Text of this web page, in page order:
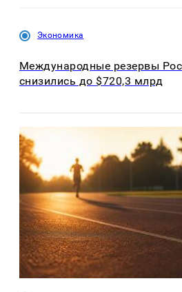
Экономика
Международные резервы
снизились до $720,3 млрд